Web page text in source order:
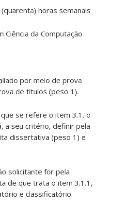
horas semanais
da Computação.
por meio de prova
de títulos (peso 1).
se refere o item 3.1, o
a seu critério, definir pela
dissertativa (peso 1) e
solicitante for pela
de que trata o item 3.1.1,
e classificatório.